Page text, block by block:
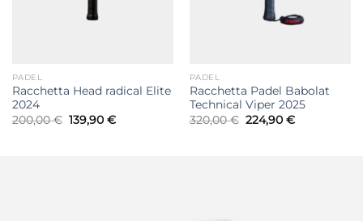
PADEL
Racchetta Head radical Elite
2024
200,00€ Il
prezzo
139,90 €Il
PADEL
Racchetta Padel Babolat
Technical Viper 2025
320,00€ Il
prezzo
224,90 €Il